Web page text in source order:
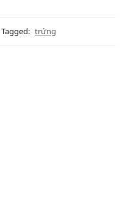
Tagged: trứng